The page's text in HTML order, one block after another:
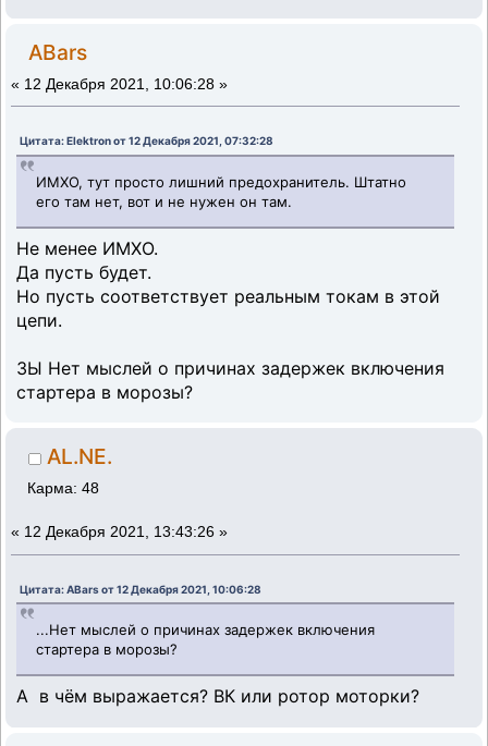
ABars
« 12 Декабря 2021, 10:06:28 »
Цитата: Elektron от 12 Декабря 2021, 07:32:28
ИМХО, тут просто лишний предохранитель. Штатно
его там нет, вот и не нужен он там.
Не менее ИМХО.
Да пусть будет.
Но пусть соответствует реальным токам в этой
цепи.
ЗЫ Нет мыслей о причинах задержек включения
стартера в морозы?
AL.NE.
Карма: 48
« 12 Декабря 2021, 13:43:26 »
Цитата: ABars от 12 Декабря 2021, 10:06:28
...Нет мыслей о причинах задержек включения
стартера в морозы?
А в чём выражается? ВК или ротор моторки?